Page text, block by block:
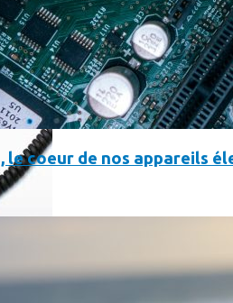
le coeur de nos appareils